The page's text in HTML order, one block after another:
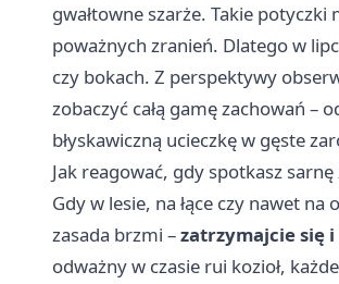
gwałtowne szarże. Takie
poważnych zranień. Dlatego w
czy bokach. Z perspektywy
zobaczyć całą gamę zachowań –
błyskawiczną ucieczkę w gęste
Jak reagować, gdy spotkasz sarnę
Gdy w lesie, na łące czy nawet
zasada brzmi –zatrzymajcie się
odważny w czasie rui kozioł,